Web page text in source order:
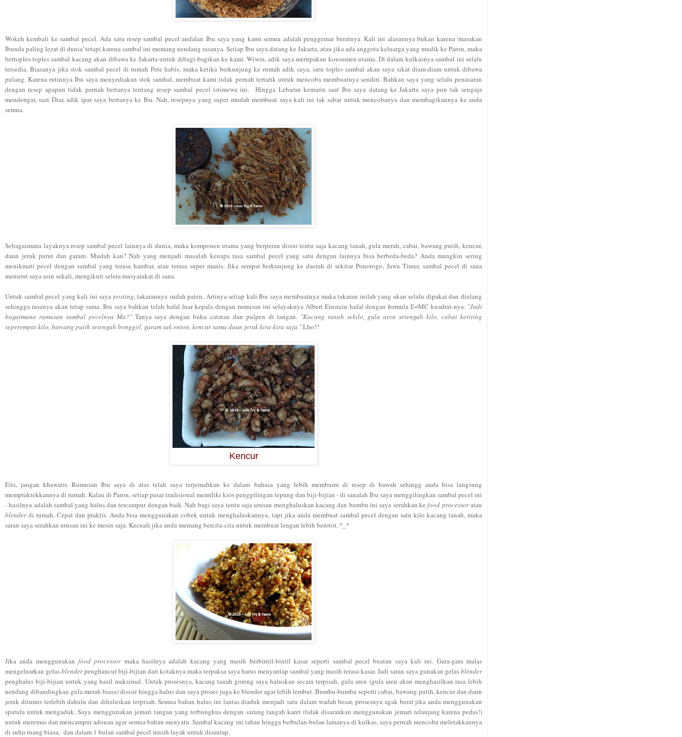
Wokeh kembali ke sambal pecel. Ada satu resep sambal pecel andalan Ibu saya yang kami semua adalah penggemar beratnya. Kali ini alasannya bukan karena 'masakan
Ibunda paling lezat di dunia' tetapi karena sambal ini memang nendang rasanya. Setiap Ibu saya datang ke Jakarta, atau jika ada anggota keluarga yang mudik ke Paron, maka
bertoples-toples sambal kacang akan dibawa ke Jakarta untuk dibagi-bagikan ke kami. Wiwin, adik saya merupakan konsumen utama. Di dalam kulkasnya sambal ini selalu
tersedia. Biasanya jika stok sambal pecel di rumah Pete habis, maka ketika berkunjung ke rumah adik saya, satu toples sambal akan saya sikat diam-diam untuk dibawa
pulang. Karena rutinnya Ibu saya menyediakan stok sambal, membuat kami tidak pernah tertarik untuk mencoba membuatnya sendiri. Bahkan saya yang selalu penasaran
dengan resep apapun tidak pernah bertanya tentang resep sambal pecel istimewa ini. Hingga Lebaran kemarin saat Ibu saya datang ke Jakarta saya pun tak sengaja
mendengar, saat Diar, adik ipar saya bertanya ke Ibu. Nah, resepnya yang super mudah membuat saya kali ini tak sabar untuk mencobanya dan membagikannya ke anda
semua.
Sebagaimana layaknya resep sambal pecel lainnya di dunia, maka komponen utama yang berperan disini tentu saja kacang tanah, gula merah, cabai, bawang putih, kencur,
daun jeruk purut dan garam. Mudah kan? Nah yang menjadi masalah kenapa rasa sambal pecel yang satu dengan lainnya bisa berbeda-beda? Anda mungkin sering
menikmati pecel dengan sambal yang terasa hambar, atau terasa super manis. Jika sempat berkunjung ke daerah di sekitar Ponorogo, Jawa Timur, sambal pecel di sana
menurut saya asin sekali, mengikuti selera masyarakat di sana.
Untuk sambal pecel yang kali ini saya posting, takarannya sudah paten. Artinya setiap kali Ibu saya membuatnya maka takaran inilah yang akan selalu dipakai dan diulang
sehingga rasanya akan tetap sama. Ibu saya bahkan telah hafal luar kepala dengan rumusan ini selayaknya Albert Einstein hafal dengan formula E=MC kuadrat-nya. "Jadi
bagaimana rumusan sambal pecelnya Ma?" Tanya saya dengan buku catatan dan pulpen di tangan. "Kacang tanah sekilo, gula aren setengah kilo, cabai keriting
seperempat kilo, bawang putih setengah bonggol, garam sak enton, kencur sama daun jeruk kira-kira saja."Lho!?
Kencur
Eits, jangan khawatir. Rumusan Ibu saya di atas telah saya terjemahkan ke dalam bahasa yang lebih membumi di resep di bawah sehingg anda bisa langsung
mempraktekkannya di rumah. Kalau di Paron, setiap pasar tradisional memiliki kios penggilingan tepung dan biji-bijian - di sanalah Ibu saya menggilingkan sambal pecel ini
- hasilnya adalah sambal yang halus dan tercampur dengan baik. Nah bagi saya tentu saja urusan menghaluskan kacang dan bumbu ini saya serahkan kefood processoratau
blenderdi rumah. Cepat dan praktis. Anda bisa menggunakan cobek untuk menghaluskannya, tapi jika anda membuat sambal pecel dengan satu kilo kacang tanah, maka
saran saya serahkan urusan ini ke mesin saja. Kecuali jika anda memang bercita-cita untuk membuat lengan lebih berotot. ^_^
Jika anda menggunakan food processor maka hasilnya adalah kacang yang masih berbintil-bintil kasar seperti sambal pecel buatan saya kali ini. Gara-gara malas
mengeluarkan gelasblenderpenghancur biji-bijian dari kotaknya maka terpaksa saya harus menyantap sambal yang masih terasa kasar. Jadi saran saya gunakan gelasblender
penghalus biji-bijian untuk yang hasil maksimal. Untuk prosesnya, kacang tanah goreng saya haluskan secara terpisah, gula aren (gula aren akan menghasilkan rasa lebih
nendang dibandingkan gula merah biasa) disisir hingga halus dan saya proses juga ke blender agar lebih lembut. Bumbu-bumbu seperti cabai, bawang putih, kencur dan daun
jeruk ditumis terlebih dahulu dan dihaluskan terpisah. Semua bahan halus ini lantas diaduk menjadi satu dalam wadah besar, prosesnya agak berat jika anda menggunakan
spatula untuk mengaduk. Saya menggunakan jemari tangan yang terbungkus dengan sarung tangah karet (tidak disarankan menggunakan jemari telanjang karena pedas!)
untuk meremas dan mencampur adonan agar semua bahan menyatu. Sambal kacang ini tahan hingga berbulan-bulan lamanya di kulkas, saya pernah mencoba meletakkannya
di suhu ruang biasa, dan dalam 1 bulan sambal pecel masih layak untuk disantap.